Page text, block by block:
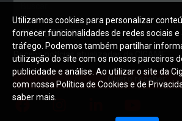
NEWSLETTER
Receba notícias atualizadas da CIGAME
Quero receber
Utilizamos cookies para personalizar
fornecer funcionalidades de redes sociais e
tráfego. Podemos também partilhar
utilização do site com os nossos parceiros
publicidade e análise. Ao utilizar o site da
com nossa Política de Cookies e de
saber mais.